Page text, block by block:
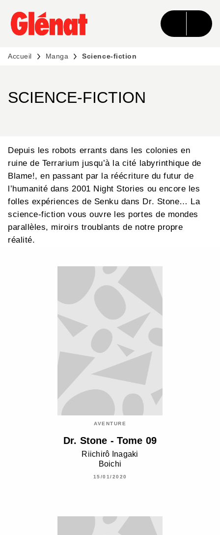
MENU RECHERCHE CONTENU
PIED DE PAGE
Accueil Manga Science-fiction
SCIENCE-FICTION
Depuis les robots errants dans les colonies en
ruine de Terrarium jusqu’à la cité labyrinthique de
Blame!, en passant par la réécriture du futur de
l’humanité dans 2001 Night Stories ou encore les
folles expériences de Senku dans Dr. Stone… La
science-fiction vous ouvre les portes de mondes
parallèles, miroirs troublants de notre propre
réalité.
AVENTURE
Dr. Stone - Tome 09
Riichirô Inagaki
Boichi
15/01/2020